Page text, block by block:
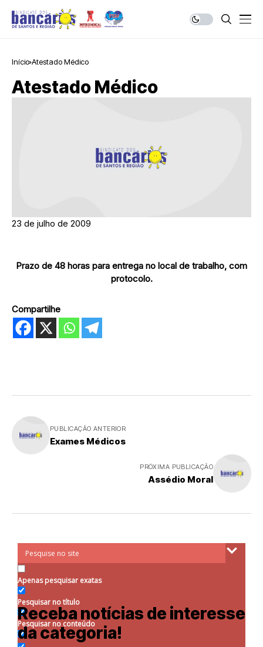
Início Atestado Médico
Atestado Médico
23 de julho de 2009
Prazo de 48 horas para entrega no local de trabalho, com
protocolo.
Compartilhe
PUBLICAÇÃO ANTERIOR
Exames Médicos
PRÓXIMA PUBLICAÇÃO
Assédio Moral
Apenas pesquisar exatas
Pesquisar no título
Pesquisar no conteúdo
Receba notícias de interesse
da categoria!